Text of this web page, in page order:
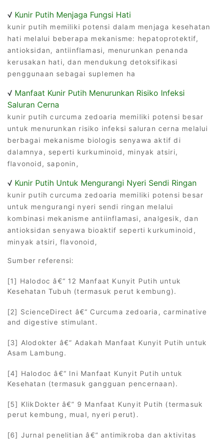
√ Kunir Putih Menjaga Fungsi Hati
kunir putih memiliki potensi dalam menjaga kesehatan
hati melalui beberapa mekanisme: hepatoprotektif,
antioksidan, antiinflamasi, menurunkan penanda
kerusakan hati, dan mendukung detoksifikasi
penggunaan sebagai suplemen ha
√ Manfaat Kunir Putih Menurunkan Risiko Infeksi
Saluran Cerna
kunir putih curcuma zedoaria memiliki potensi besar
untuk menurunkan risiko infeksi saluran cerna melalui
berbagai mekanisme biologis senyawa aktif di
dalamnya, seperti kurkuminoid, minyak atsiri,
flavonoid, saponin,
√ Kunir Putih Untuk Mengurangi Nyeri Sendi Ringan
kunir putih curcuma zedoaria memiliki potensi besar
untuk mengurangi nyeri sendi ringan melalui
kombinasi mekanisme antiinflamasi, analgesik, dan
antioksidan senyawa bioaktif seperti kurkuminoid,
minyak atsiri, flavonoid,
Sumber referensi:
[1] Halodoc â€“ 12 Manfaat Kunyit Putih untuk
Kesehatan Tubuh (termasuk perut kembung).
[2] ScienceDirect â€“ Curcuma zedoaria, carminative
and digestive stimulant.
[3] Alodokter â€“ Adakah Manfaat Kunyit Putih untuk
Asam Lambung.
[4] Halodoc â€“ Ini Manfaat Kunyit Putih untuk
Kesehatan (termasuk gangguan pencernaan).
[5] KlikDokter â€“ 9 Manfaat Kunyit Putih (termasuk
perut kembung, mual, nyeri perut).
[6] Jurnal penelitian â€“ antimikroba dan aktivitas